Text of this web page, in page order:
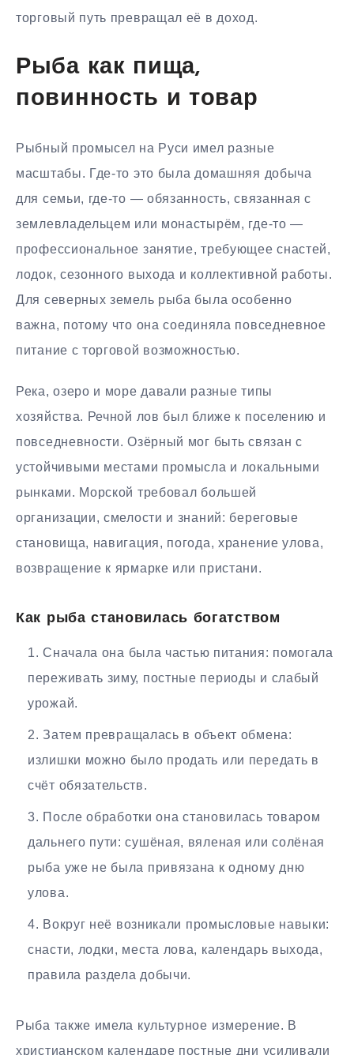
торговый путь превращал её в доход.
Рыба как пища,
повинность и товар
Рыбный промысел на Руси имел разные
масштабы. Где-то это была домашняя добыча
для семьи, где-то — обязанность, связанная с
землевладельцем или монастырём, где-то —
профессиональное занятие, требующее снастей,
лодок, сезонного выхода и коллективной работы.
Для северных земель рыба была особенно
важна, потому что она соединяла повседневное
питание с торговой возможностью.
Река, озеро и море давали разные типы
хозяйства. Речной лов был ближе к поселению и
повседневности. Озёрный мог быть связан с
устойчивыми местами промысла и локальными
рынками. Морской требовал большей
организации, смелости и знаний: береговые
становища, навигация, погода, хранение улова,
возвращение к ярмарке или пристани.
Как рыба становилась богатством
Сначала она была частью питания: помогала
переживать зиму, постные периоды и слабый
урожай.
Затем превращалась в объект обмена:
излишки можно было продать или передать в
счёт обязательств.
После обработки она становилась товаром
дальнего пути: сушёная, вяленая или солёная
рыба уже не была привязана к одному дню
улова.
Вокруг неё возникали промысловые навыки:
снасти, лодки, места лова, календарь выхода,
правила раздела добычи.
Рыба также имела культурное измерение. В
христианском календаре постные дни усиливали